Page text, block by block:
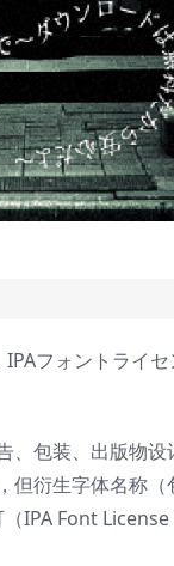
IPAフォントライ
、包装、出版物
但衍生字体名称
IPA Font License